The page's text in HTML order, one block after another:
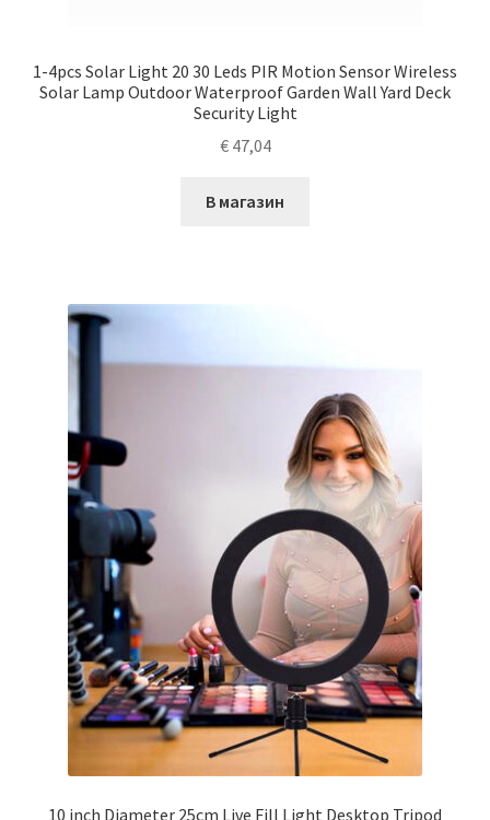
1-4pcs Solar Light 20 30 Leds PIR Motion Sensor Wireless
Solar Lamp Outdoor Waterproof Garden Wall Yard Deck
Security Light
€47,04
В магазин
10 inch Diameter 25cm Live Fill Light Desktop Tripod